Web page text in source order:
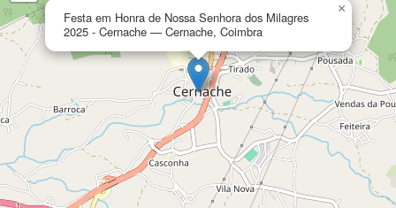
Festa em Honra de Nossa Senhora dos Milagres
2025 - Cernache — Cernache, Coimbra
×